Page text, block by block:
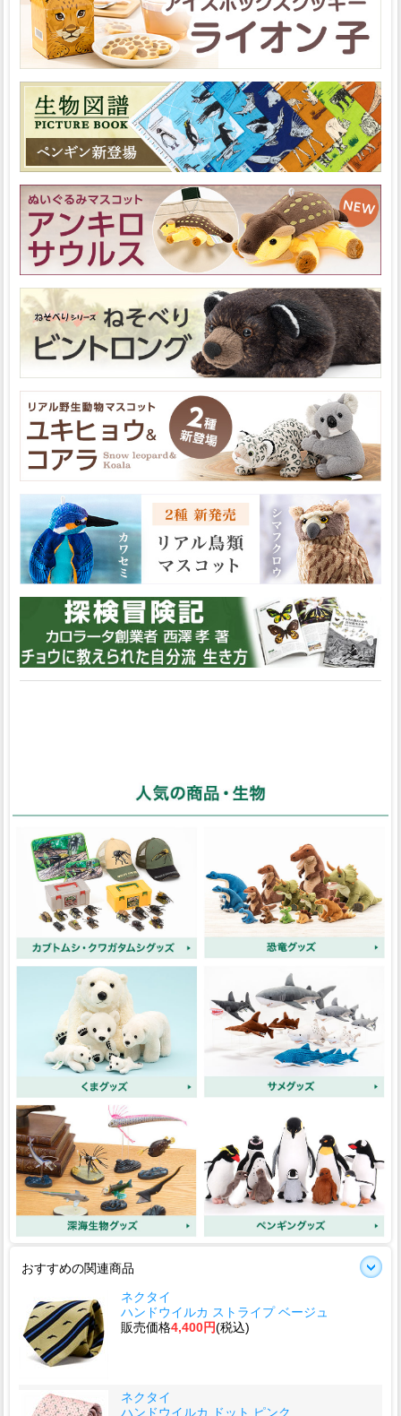
おすすめの関連商品
ネクタイ
ハンドウイルカ ストライプ ベージュ
販売価格4,400円(税込)
ネクタイ
ハンドウイルカ ドット ピンク